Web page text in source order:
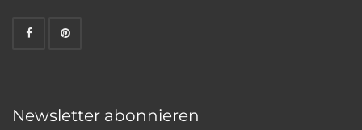
Newsletter abonnieren